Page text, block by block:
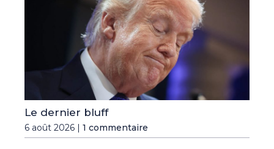
Le dernier bluff
6 août 2026 | 1 commentaire